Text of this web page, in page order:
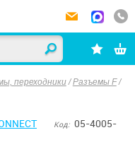
переходники /Разъемы F /
Код: 05-4005-